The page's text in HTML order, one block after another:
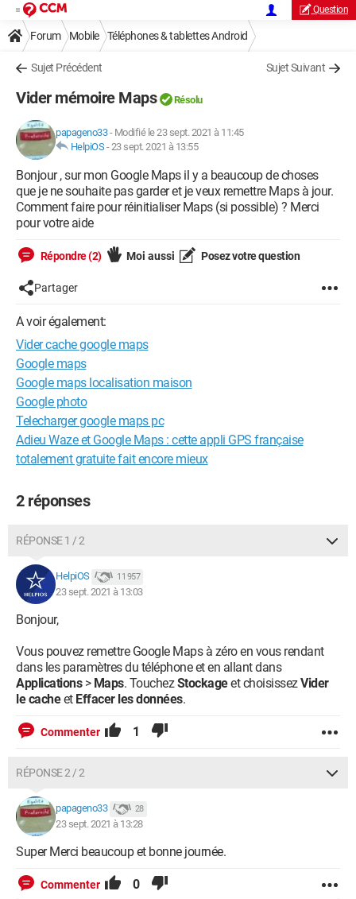
Question
Forum Mobile Téléphones & tablettes Android
Sujet Précédent Sujet Suivant
Vider mémoire Maps Résolu
papageno33- Modifié le 23 sept. 2021 à 11:45
HelpiOS-23 sept. 2021 à 13:55
Bonjour , sur mon Google Maps il y a beaucoup de choses
que je ne souhaite pas garder et je veux remettre Maps à jour.
Comment faire pour réinitialiser Maps (si possible) ? Merci
pour votre aide
Répondre (2) Moi aussi Posez votre question
Partager
A voir également:
Vider cache google maps
Google maps
Google maps localisation maison
Google photo
Telecharger google maps pc
Adieu Waze et Google Maps : cette appli GPS française
totalement gratuite fait encore mieux
2 réponses
RÉPONSE 1 / 2
HelpiOS 11 957
23 sept. 2021 à 13:03
Bonjour,
Vous pouvez remettre Google Maps à zéro en vous rendant
dans les paramètres du téléphone et en allant dans
Applications> Maps. TouchezStockageet choisissezVider
le cacheet Effacer les données.
Commenter 1
RÉPONSE 2 / 2
papageno33 28
23 sept. 2021 à 13:28
Super Merci beaucoup et bonne journée.
Commenter 0